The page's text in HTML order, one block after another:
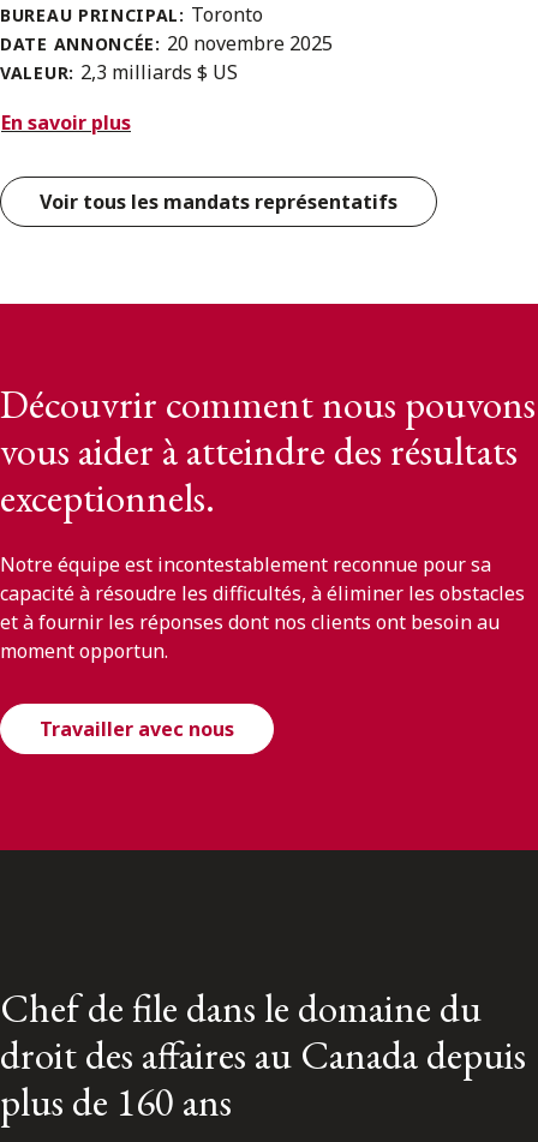
BUREAU PRINCIPAL: Toronto
DATE ANNONCÉE: 20 novembre 2025
VALEUR: 2,3 milliards $ US
En savoir plus
Voir tous les mandats représentatifs
Découvrir comment nous pouvons
vous aider à atteindre des résultats
exceptionnels.
Notre équipe est incontestablement reconnue pour sa
capacité à résoudre les difficultés, à éliminer les obstacles
et à fournir les réponses dont nos clients ont besoin au
moment opportun.
Travailler avec nous
Chef de file dans le domaine du
droit des affaires au Canada depuis
plus de 160 ans